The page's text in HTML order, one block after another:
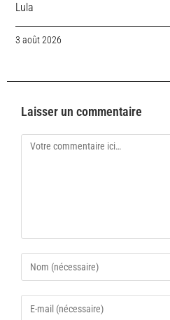
Lula
3 août 2026
Laisser un commentaire